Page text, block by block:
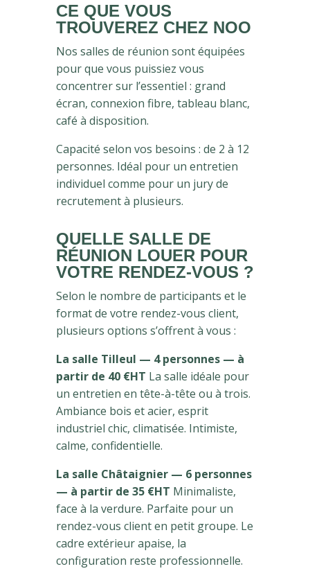
CE QUE VOUS
TROUVEREZ CHEZ NOO
Nos salles de réunion sont équipées
pour que vous puissiez vous
concentrer sur l’essentiel : grand
écran, connexion fibre, tableau blanc,
café à disposition.
Capacité selon vos besoins : de 2 à 12
personnes. Idéal pour un entretien
individuel comme pour un jury de
recrutement à plusieurs.
QUELLE SALLE DE
RÉUNION LOUER POUR
VOTRE RENDEZ-VOUS ?
Selon le nombre de participants et le
format de votre rendez-vous client,
plusieurs options s’offrent à vous :
La salle Tilleul — 4 personnes — à
partir de 40 €HT La salle idéale pour
un entretien en tête-à-tête ou à trois.
Ambiance bois et acier, esprit
industriel chic, climatisée. Intimiste,
calme, confidentielle.
La salle Châtaignier — 6 personnes
— à partir de 35 €HT Minimaliste,
face à la verdure. Parfaite pour un
rendez-vous client en petit groupe. Le
cadre extérieur apaise, la
configuration reste professionnelle.